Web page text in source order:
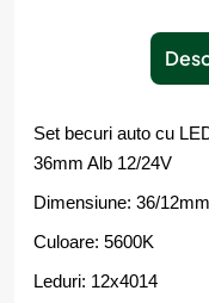
Set becuri auto cu
36mm Alb 12/24V
Dimensiune: 36/12mm
Culoare: 5600K
Leduri: 12x4014